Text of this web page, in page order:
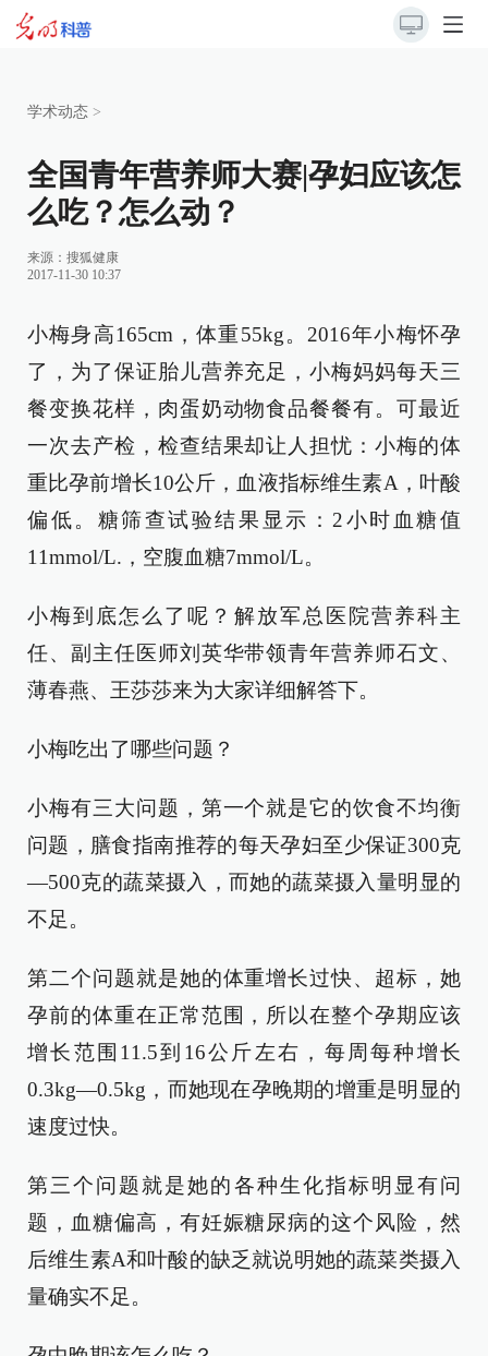
学术动态 >
全国青年营养师大赛|孕妇应该怎
么吃？怎么动？
来源：搜狐健康
2017-11-30 10:37
小梅身高165cm，体重55kg。2016年小梅怀孕
了，为了保证胎儿营养充足，小梅妈妈每天三
餐变换花样，肉蛋奶动物食品餐餐有。可最近
一次去产检，检查结果却让人担忧：小梅的体
重比孕前增长10公斤，血液指标维生素A，叶酸
偏低。糖筛查试验结果显示：2小时血糖值
11mmol/L.，空腹血糖7mmol/L。
小梅到底怎么了呢？解放军总医院营养科主
任、副主任医师刘英华带领青年营养师石文、
薄春燕、王莎莎来为大家详细解答下。
小梅吃出了哪些问题？
小梅有三大问题，第一个就是它的饮食不均衡
问题，膳食指南推荐的每天孕妇至少保证300克
—500克的蔬菜摄入，而她的蔬菜摄入量明显的
不足。
第二个问题就是她的体重增长过快、超标，她
孕前的体重在正常范围，所以在整个孕期应该
增长范围11.5到16公斤左右，每周每种增长
0.3kg—0.5kg，而她现在孕晚期的增重是明显的
速度过快。
第三个问题就是她的各种生化指标明显有问
题，血糖偏高，有妊娠糖尿病的这个风险，然
后维生素A和叶酸的缺乏就说明她的蔬菜类摄入
量确实不足。